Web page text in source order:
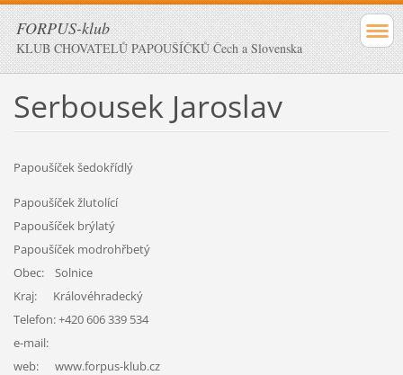
FORPUS-klub
KLUB CHOVATELŮ PAPOUŠÍČKŮ Čech a Slovenska
Serbousek Jaroslav
Papoušíček šedokřídlý
Papoušíček žlutolící
Papoušíček brýlatý
Papoušíček modrohřbetý
Obec: Solnice
Kraj: Královéhradecký
Telefon: +420 606 339 534
e-mail:
web: www.forpus-klub.cz